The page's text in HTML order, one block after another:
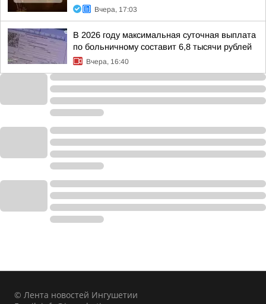
Вчера, 17:03
В 2026 году максимальная суточная выплата
по больничному составит 6,8 тысячи рублей
Вчера, 16:40
© Лента новостей Ингушетии